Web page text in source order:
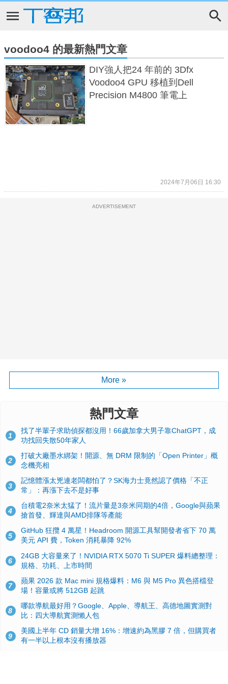
voodoo4 的最新熱門文章
DIY強人把24 年前的 3Dfx
Voodoo4 GPU 移植到Dell
Precision M4800 筆電上
2024年7月06日 16:30
ADVERTISEMENT
More »
熱門文章
1
找了半輩子求助偵探都沒用！66歲加拿大男子靠ChatGPT，成
功找回失散50年家人
2
打破大廠墨水綁架！開源、無 DRM 限制的「Open Printer」概
念機亮相
3
記憶體漲太兇連老闆都怕了？SK海力士竟然認了價格「不正
常」：再漲下去不是好事
4
台積電2奈米太猛了！流片量是3奈米同期的4倍，Google與蘋果
搶首發、輝達與AMD排隊等產能
5
GitHub 狂攬 4 萬星！Headroom 開源工具幫開發者省下 70 萬
美元 API 費，Token 消耗暴降 92%
6
24GB 大容量來了！NVIDIA RTX 5070 Ti SUPER 爆料總整理：
規格、功耗、上市時間
7
蘋果 2026 款 Mac mini 規格爆料：M6 與 M5 Pro 異色搭檔登
場！容量或將 512GB 起跳
8
哪款導航最好用？Google、Apple、導航王、高德地圖實測對
比：四大導航實測懶人包
9
美國上半年 CD 銷量大增 16%：增速約為黑膠 7 倍，但購買者
有一半以上根本沒有播放器